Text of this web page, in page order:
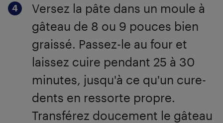
Versez la pâte dans un moule à
gâteau de 8 ou 9 pouces bien
graissé. Passez-le au four et
laissez cuire pendant 25 à 30
minutes, jusqu'à ce qu'un cure-
dents en ressorte propre.
Transférez doucement le gâteau